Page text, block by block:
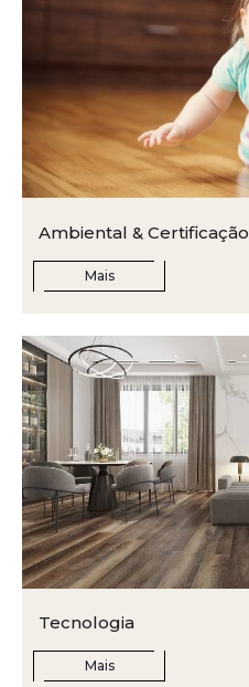
Ambiental & Certificação
Mais
Tecnologia
Mais